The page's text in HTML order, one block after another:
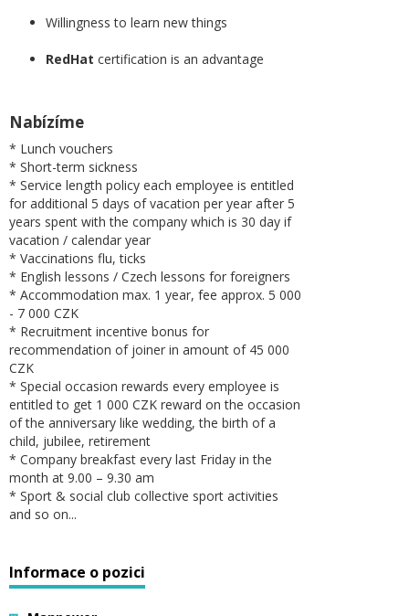
Willingness to learn new things
RedHat certification is an advantage
Nabízíme
* Lunch vouchers
* Short-term sickness
* Service length policy each employee is entitled
for additional 5 days of vacation per year after 5
years spent with the company which is 30 day if
vacation / calendar year
* Vaccinations flu, ticks
* English lessons / Czech lessons for foreigners
* Accommodation max. 1 year, fee approx. 5 000
- 7 000 CZK
* Recruitment incentive bonus for
recommendation of joiner in amount of 45 000
CZK
* Special occasion rewards every employee is
entitled to get 1 000 CZK reward on the occasion
of the anniversary like wedding, the birth of a
child, jubilee, retirement
* Company breakfast every last Friday in the
month at 9.00 – 9.30 am
* Sport & social club collective sport activities
and so on...
Informace o pozici